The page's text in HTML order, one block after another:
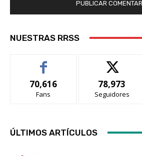
NUESTRAS RRSS
70,616
Fans
78,973
Seguidores
ÚLTIMOS ARTÍCULOS